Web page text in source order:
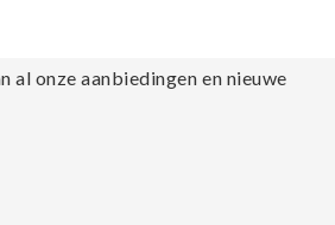
al onze aanbiedingen en nieuwe